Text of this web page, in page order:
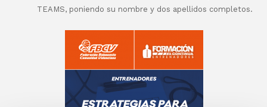
TEAMS, poniendo su nombre y dos apellidos completos.